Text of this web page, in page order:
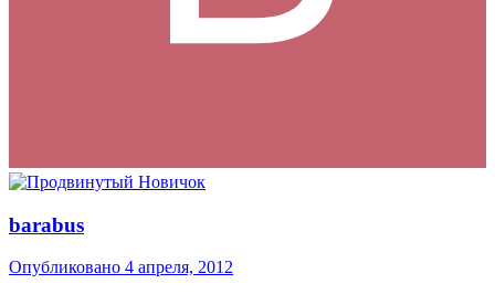
barabus
Опубликовано 4 апреля, 2012